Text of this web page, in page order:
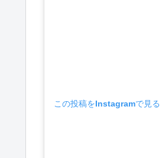
この投稿をInstagramで見る